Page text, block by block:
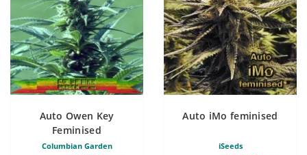
Auto Owen Key
Feminised
Columbian Garden
Auto iMo feminised
iSeeds